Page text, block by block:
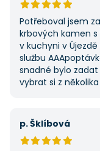
Potřeboval jsem
krbových kamen
v kuchyni v
službu
snadné bylo
vybrat si z
potřebovat další
p. Šklíbová